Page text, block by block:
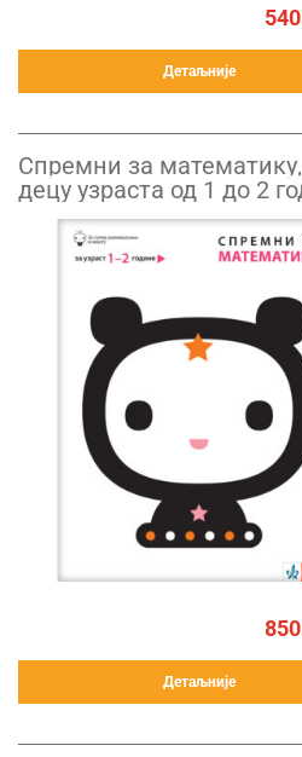
Детаљније
Спремни за
децу узраста од 1 до 2
Детаљније